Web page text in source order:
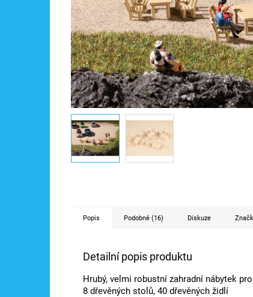
Popis Podobné (16) Diskuze
Detailní popis produktu
Hrubý, velmi robustní zahradní nábytek
8 dřevěných stolů, 40 dřevěných židlí